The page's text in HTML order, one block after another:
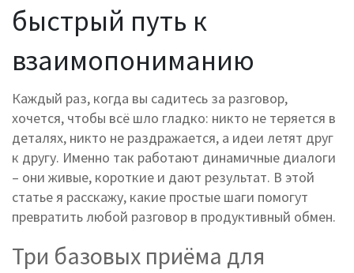
быстрый путь к
взаимопониманию
Каждый раз, когда вы садитесь за разговор,
хочется, чтобы всё шло гладко: никто не теряется в
деталях, никто не раздражается, а идеи летят друг
к другу. Именно так работают динамичные диалоги
– они живые, короткие и дают результат. В этой
статье я расскажу, какие простые шаги помогут
превратить любой разговор в продуктивный обмен.
Три базовых приёма для